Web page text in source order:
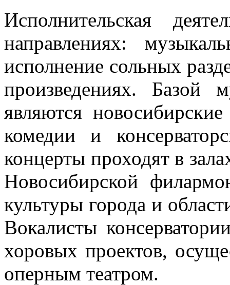
Исполнительская
направлениях:
исполнение сольных
произведениях. Базой
являются
комедии и
концерты проходят в
Новосибирской
культуры города и
Вокалисты
хоровых проектов,
оперным театром.